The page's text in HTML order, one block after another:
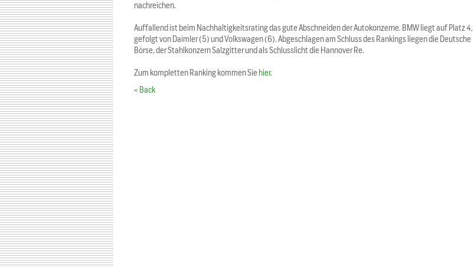
nachreichen.
Auffallend ist beim Nachhaltigkeitsrating das gute Abschneiden der Autokonzerne. BMW liegt auf Platz 4,
gefolgt von Daimler (5) und Volkswagen (6). Abgeschlagen am Schluss des Rankings liegen die Deutsche
Börse, der Stahlkonzern Salzgitter und als Schlusslicht die Hannover Re.
Zum kompletten Ranking kommen Sie hier.
< Back